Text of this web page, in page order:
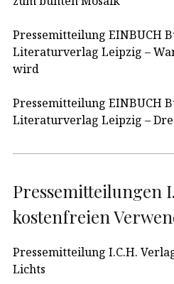
Pressemitteilung EINBUCH
Literaturverlag Leipzig –
wird
Pressemitteilung EINBUCH
Literaturverlag Leipzig –
Pressemitteilungen
kostenfreien
Pressemitteilung I.C.H.
Lichts